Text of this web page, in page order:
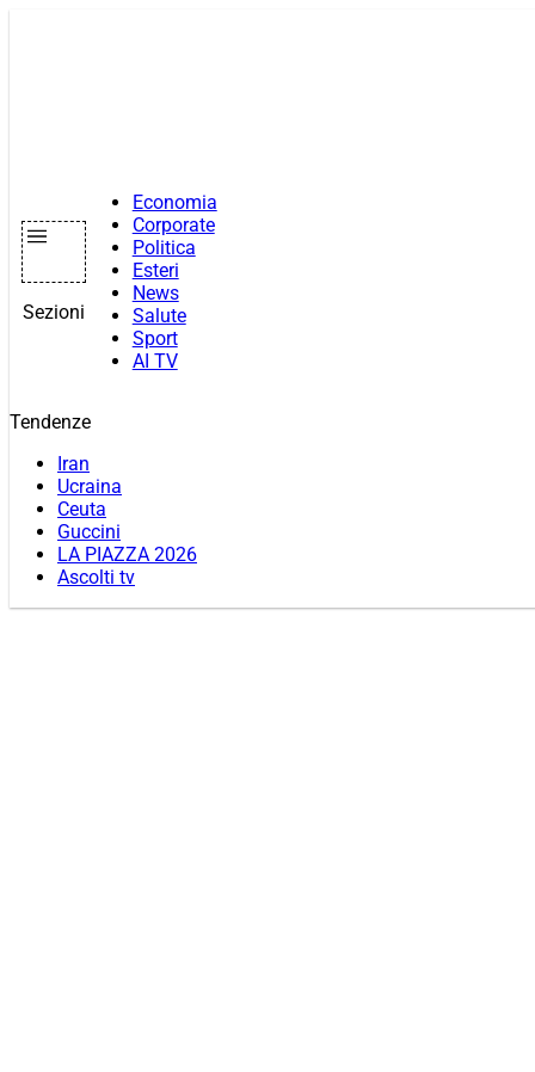
Sezioni
Economia
Corporate
Politica
Esteri
News
Salute
Sport
AI TV
Tendenze
Iran
Ucraina
Ceuta
Guccini
LA PIAZZA 2026
Ascolti tv